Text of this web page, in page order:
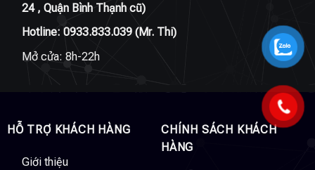
24 , Quận Bình Thạnh cũ)
Hotline: 0933.833.039(Mr. Thi)
Mở cửa: 8h-22h
HỖ TRỢ KHÁCH HÀNG
Giới thiệu
CHÍNH SÁCH KHÁCH
HÀNG